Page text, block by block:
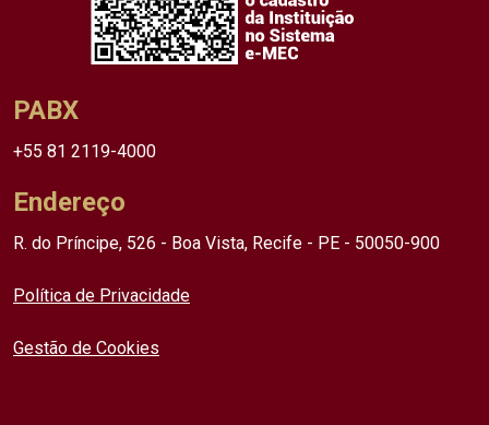
PABX
+55 81 2119-4000
Endereço
R. do Príncipe, 526 - Boa Vista, Recife - PE - 50050-900
Política de Privacidade
Gestão de Cookies